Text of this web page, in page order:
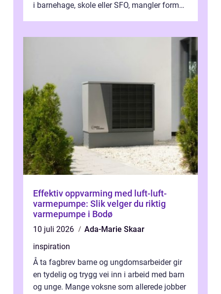
i barnehage, skole eller SFO, mangler formell
Effektiv oppvarming med luft-luft-
varmepumpe: Slik velger du riktig
varmepumpe i Bodø
10 juli 2026
Ada-Marie Skaar
inspiration
Å ta fagbrev barne og ungdomsarbeider gir
en tydelig og trygg vei inn i arbeid med barn
og unge. Mange voksne som allerede jobber